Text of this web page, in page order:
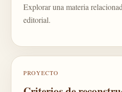
Explorar una materia
editorial.
PROYECTO